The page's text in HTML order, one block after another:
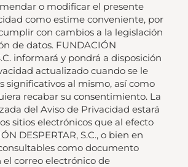
o modificar el presente
como estime conveniente, por
con cambios a la legislación
de datos. FUNDACIÓN
informará y pondrá a disposición
actualizado cuando se le
significativos al mismo, así como
recabar su consentimiento. La
del Aviso de Privacidad estará
sitios electrónicos que al efecto
DESPERTAR, S.C., o bien en
como documento
correo electrónico de